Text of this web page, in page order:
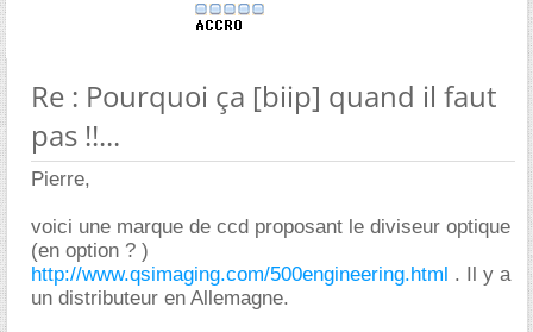
Re : Pourquoi ça [biip] quand il faut
pas !!...
Pierre,
voici une marque de ccd proposant le diviseur optique
(en option ? )
http://www.qsimaging.com/500engineering.html . Il y a
un distributeur en Allemagne.